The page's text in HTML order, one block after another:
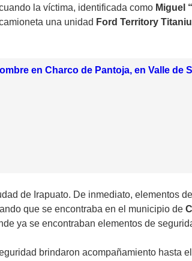
la víctima, identificada como Miguel
una unidad Ford Territory
en Charco de Pantoja, en Valle
de Irapuato. De inmediato, elementos
que se encontraba en el municipio de
ya se encontraban elementos de
brindaron acompañamiento hasta